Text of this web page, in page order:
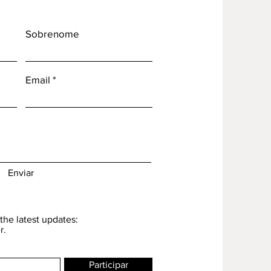
Sobrenome
Email
Enviar
latest updates:
Participar